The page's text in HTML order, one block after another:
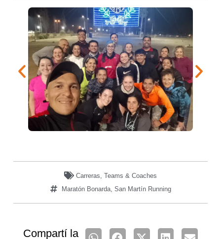
Carreras Teams & Coaches
Maratón Bonarda San Martín Running
Compartí la